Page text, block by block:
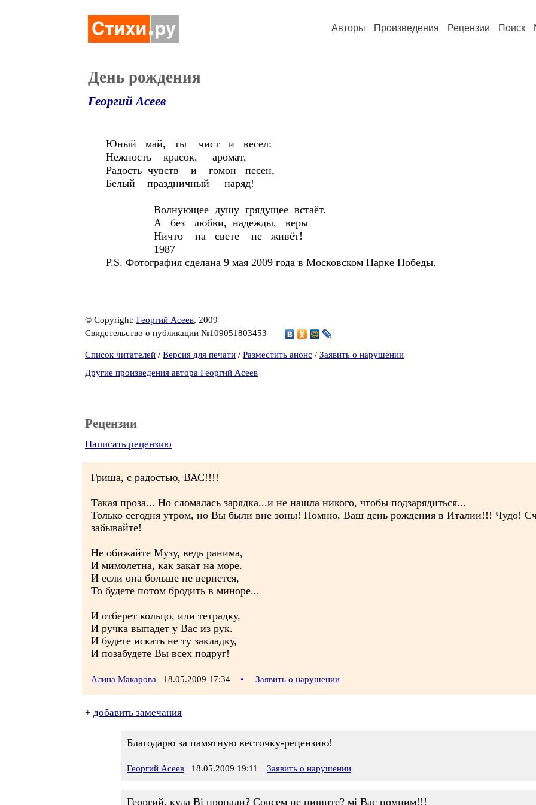
Авторы Произведения Рецензии Поиск
День рождения
Георгий Асеев
Юный май, ты чист и весел:
Нежность красок, аромат,
Радость чувств и гомон песен,
Белый праздничный наряд!
Волнующее душу грядущее встаёт.
А без любви, надежды, веры
Ничто на свете не живёт!
1987
P.S. Фотография сделана 9 мая 2009 года в Московском Парке Победы.
© Copyright: Георгий Асеев, 2009
Свидетельство о публикации №109051803453
Список читателей / Версия для печати / Разместить анонс / Заявить о нарушении
Другие произведения автора Георгий Асеев
Рецензии
Написать рецензию
Гриша, с радостью, ВАС!!!!
Такая проза... Но сломалась зарядка...и не нашла никого, чтобы подзарядиться...
Только сегодня утром, но Вы были вне зоны! Помню, Ваш день рождения в Италии!!! Чудо!
забывайте!
Не обижайте Музу, ведь ранима,
И мимолетна, как закат на море.
И если она больше не вернется,
То будете потом бродить в миноре...
И отберет кольцо, или тетрадку,
И ручка выпадет у Вас из рук.
И будете искать не ту закладку,
И позабудете Вы всех подруг!
Алина Макарова 18.05.2009 17:34 • Заявить о нарушении
+ добавить замечания
Благодарю за памятную весточку-рецензию!
Георгий Асеев 18.05.2009 19:11 Заявить о нарушении
Георгий, куда Ві пропали? Совсем не пишите? мі Вас помним!!!